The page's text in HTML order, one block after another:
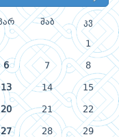
შაბ კვ
1
6 7 8
13 14 15
20 21 22
27 28 29